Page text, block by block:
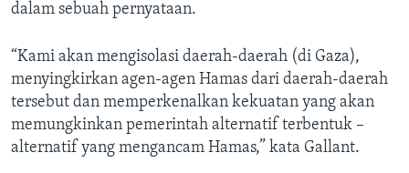
dalam sebuah pernyataan.
“Kami akan mengisolasi daerah-daerah (di Gaza),
menyingkirkan agen-agen Hamas dari daerah-daerah
tersebut dan memperkenalkan kekuatan yang akan
memungkinkan pemerintah alternatif terbentuk –
alternatif yang mengancam Hamas,” kata Gallant.